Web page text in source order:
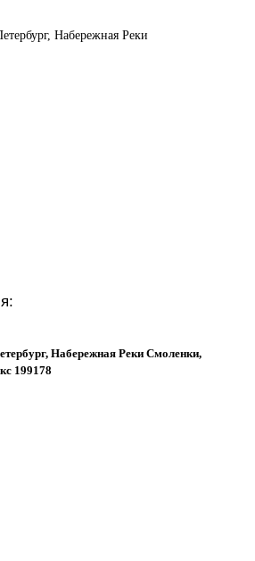
Набережная Реки
Набережная Реки Смоленки,
199178